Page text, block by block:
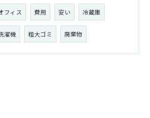
フィス 費用 安い 冷蔵庫
濯機 粗大ゴミ 廃棄物